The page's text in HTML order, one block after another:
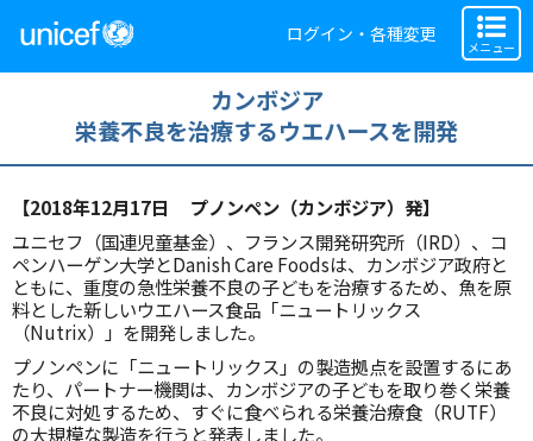
ログイン・各種変更
メニュー
カンボジア
栄養不良を治療するウエハースを開発
【2018年12月17日 プノンペン（カンボジア）発】
ユニセフ（国連児童基金）、フランス開発研究所（IRD）、コ
ペンハーゲン大学とDanish Care Foodsは、カンボジア政府と
ともに、重度の急性栄養不良の子どもを治療するため、魚を原
料とした新しいウエハース食品「ニュートリックス
（Nutrix）」を開発しました。
プノンペンに「ニュートリックス」の製造拠点を設置するにあ
たり、パートナー機関は、カンボジアの子どもを取り巻く栄養
不良に対処するため、すぐに食べられる栄養治療食（RUTF）
の大規模な製造を行うと発表しました。